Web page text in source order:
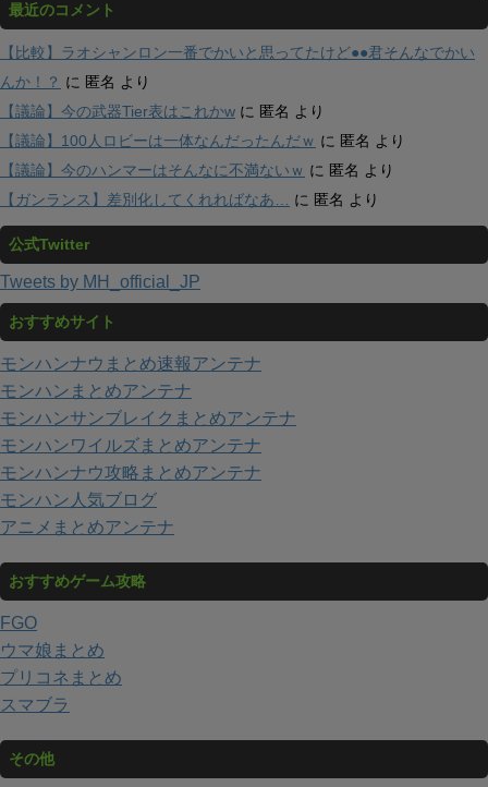
最近のコメント
【比較】ラオシャンロン一番でかいと思ってたけど●●君そんなでかい
んか！？ に 匿名 より
【議論】今の武器Tier表はこれかw に 匿名 より
【議論】100人ロビーは一体なんだったんだｗ に 匿名 より
【議論】今のハンマーはそんなに不満ないｗ に 匿名 より
【ガンランス】差別化してくれればなあ…
に 匿名 より
公式Twitter
Tweets by MH_official_JP
おすすめサイト
モンハンナウまとめ速報アンテナ
モンハンまとめアンテナ
モンハンサンブレイクまとめアンテナ
モンハンワイルズまとめアンテナ
モンハンナウ攻略まとめアンテナ
モンハン人気ブログ
アニメまとめアンテナ
おすすめゲーム攻略
FGO
ウマ娘まとめ
プリコネまとめ
スマブラ
その他